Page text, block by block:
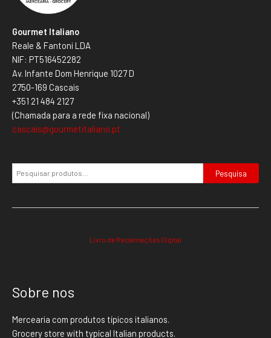
Gourmet Italiano
Reale & Fantoni LDA
NIF: PT516452282
Av. Infante Dom Henrique 1027 D
2750-169 Cascais
+351 21 484 2127
(Chamada para a rede fixa nacional)
cascais@gourmetitaliano.pt
Pesquisa
Livro de Reclamações Digital
Sobre nos
Mercearia com produtos típicos italianos.
Grocery store with typical Italian products.